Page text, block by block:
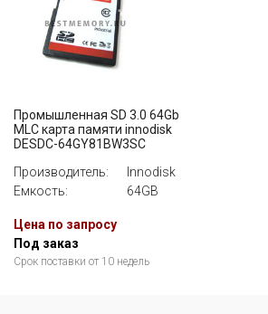
Промышленная SD 3.0 64Gb
MLC карта памяти innodisk
DESDC-64GY81BW3SC
Производитель:
Innodisk
Емкость:
64GB
Цена по запросу
Под заказ
Срок поставки от 10 недель